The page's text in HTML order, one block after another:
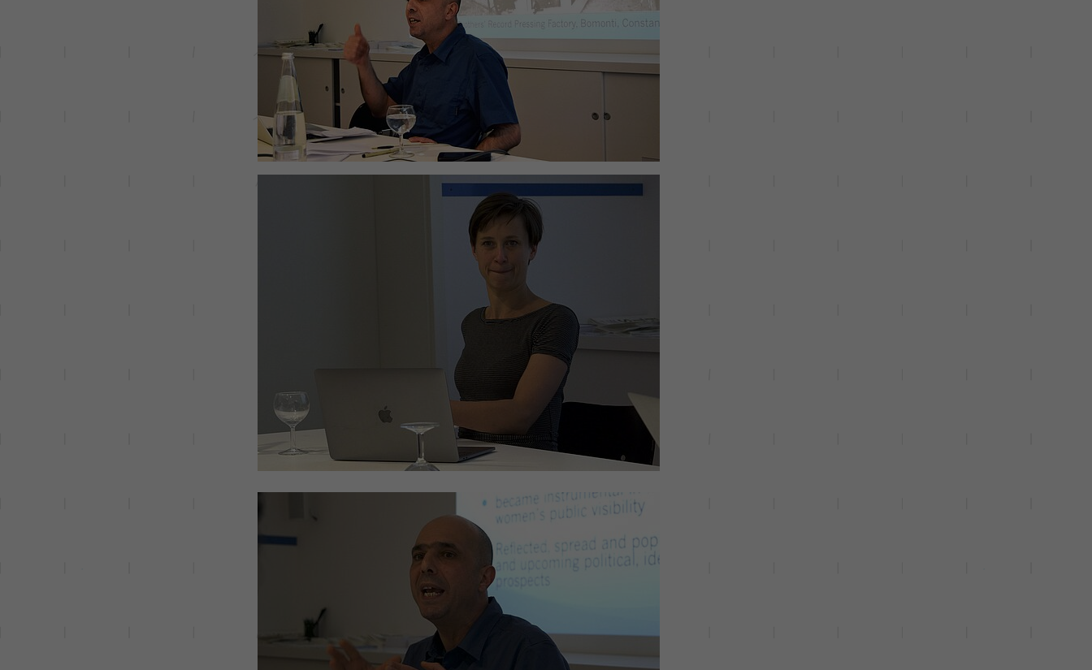
Einstellungen, falls der Webseiten-Betreiber dies
eingestellt hat.
_pk_ref
Anbieter Matomo
Laufzeit 6 Monate
Zweck
Mit diesem Cookie können wir speichern, von
welcher Internetseite oder Suchmaschine Besucher
durch eine Verlinkung auf unsere Internetseite
weitergeleitet wurden.
_pk_ses
Matomo
30 Minuten
Mit diesem Cookie können wir für kurze Zeit Daten
über den aktuellen Aufenthalt von Besuchern auf
unserer Internetseite speichern.